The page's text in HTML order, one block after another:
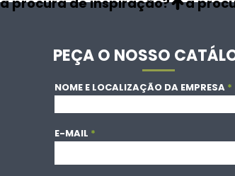
PEÇA O NOSSO
NOME E LOCALIZAÇÃO DA EMPRESA
E-MAIL